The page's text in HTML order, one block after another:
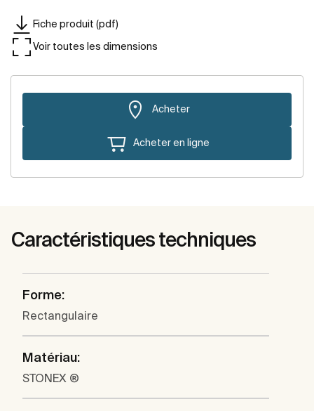
Fiche produit (pdf)
Voir toutes les dimensions
Acheter
Acheter en ligne
Caractéristiques techniques
Forme:
Rectangulaire
Matériau:
STONEX ®